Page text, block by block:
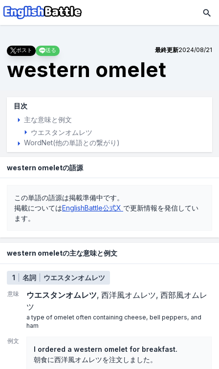
ポスト 送る 最終更新2024/08/21
western omelet
目次
主な意味と例文
ウエスタンオムレツ
WordNet(他の単語との繋がり)
western omeletの語源
この単語の語源は掲載準備中です。
掲載についてはEnglishBattle公式X で更新情報を発信してい
ます。
western omeletの主な意味と例文
1 名詞 ウエスタンオムレツ
意味 ウエスタンオムレツ 西洋風オムレツ 西部風オムレ
ツ
a type of omelet often containing cheese, bell peppers, and
ham
例文
I ordered a western omelet for breakfast.
朝食に西洋風オムレツを注文しました。